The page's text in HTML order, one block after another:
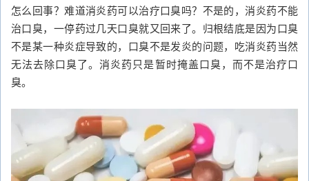
怎么回事？难道消炎药可以治疗口臭吗？不是的，消炎药不能
治口臭，一停药过几天口臭就又回来了。归根结底是因为口臭
不是某一种炎症导致的，口臭不是发炎的问题，吃消炎药当然
无法去除口臭了。消炎药只是暂时掩盖口臭，而不是治疗口
臭。